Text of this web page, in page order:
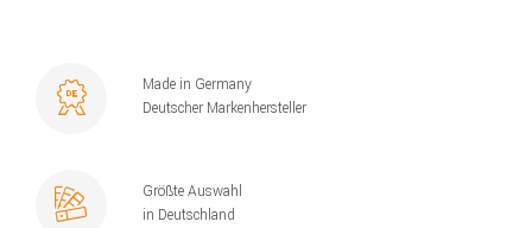
Made in Germany
Deutscher Markenhersteller
Größte Auswahl
in Deutschland